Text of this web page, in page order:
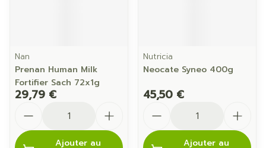
Nan
Prenan Human Milk
Fortifier Sach 72x1g
29,79 €
Ajouter au
Nutricia
Neocate Syneo 400g
45,50 €
Ajouter au